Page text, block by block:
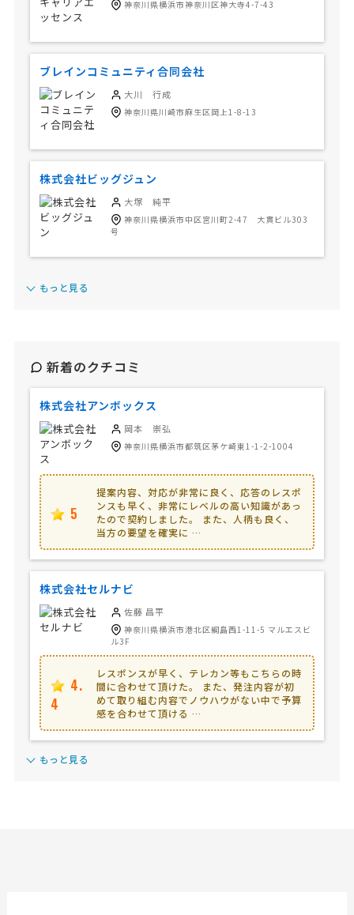
神奈川県横浜市神奈川区神大寺4-7-43
ブレインコミュニティ合同会社
大川 行成
神奈川県川崎市麻生区岡上1-8-13
株式会社ビッグジュン
大塚 純平
神奈川県横浜市中区宮川町2-47 大貫ビル303
号
もっと見る
新着のクチコミ
株式会社アンボックス
岡本 崇弘
神奈川県横浜市都筑区茅ケ崎東1-1-2-1004
5
提案内容、対応が非常に良く、応答のレスポ
ンスも早く、非常にレベルの高い知識があっ
たので契約しました。 また、人柄も良く、
当方の要望を確実に …
株式会社セルナビ
佐藤 昌平
神奈川県横浜市港北区綱島西1-11-5 マルエスビ
ル3F
4.
4
レスポンスが早く、テレカン等もこちらの時
間に合わせて頂けた。 また、発注内容が初
めて取り組む内容でノウハウがない中で予算
感を合わせて頂ける …
もっと見る